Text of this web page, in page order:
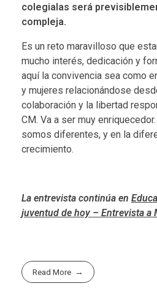
colegialas será
compleja.
Es un reto maravilloso que
mucho interés, dedicación y
aquí la convivencia sea como
y mujeres relacionándose
colaboración y la libertad
CM. Va a ser muy
somos diferentes, y en la
crecimiento.
La entrevista continúa en
juventud de hoy – Entrevista a
Read More